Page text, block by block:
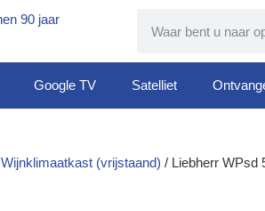
Google TV Satelliet
Wijnklimaatkast (vrijstaand) / Liebherr WPsd